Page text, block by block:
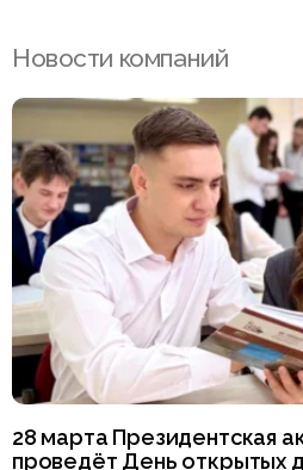
Новости компаний
28 марта Президентская
проведёт День открытых